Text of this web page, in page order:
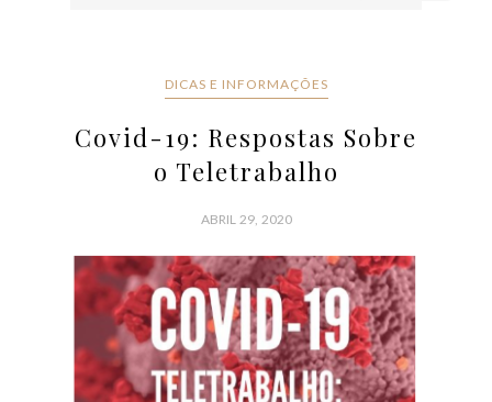
DICAS E INFORMAÇÕES
Covid-19: Respostas Sobre
o Teletrabalho
ABRIL 29, 2020